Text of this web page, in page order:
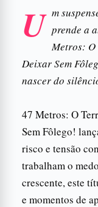
U m
prende a
Metros: O
Deixar Sem
nascer do
47 Metros: O
Sem Fôlego!
risco e tensão
trabalham o
crescente, este
e momentos de